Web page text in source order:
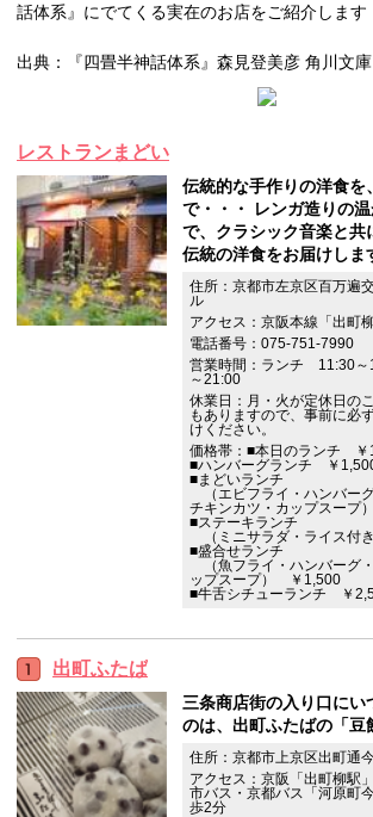
話体系』にでてくる実在のお店をご紹介します
出典：『四畳半神話体系』森見登美彦 角川文
レストランまどい
伝統的な手作りの洋食を
で・・・ レンガ造りの
で、クラシック音楽と共
伝統の洋食をお届けしま
住所：京都市左京区百万遍
ル
アクセス：京阪本線「出町
電話番号：075-751-7990
営業時間：ランチ 11:30～
～21:00
休業日：月・火が定休日の
もありますので、事前に必
けください。
価格帯：■本日のランチ ￥
■ハンバーグランチ ￥
■まどいランチ
（エビフライ・ハンバー
チキンカツ・カップスープ
■ステーキランチ
（ミニサラダ・ライス付
■盛合せランチ
（魚フライ・ハンバーグ
ップスープ） ￥1,500
■牛舌シチューランチ ￥
出町ふたば
三条商店街の入り口にい
のは、出町ふたばの「豆
住所：京都市上京区出町通
アクセス：京阪「出町柳駅
市バス・京都バス「河原町
歩2分